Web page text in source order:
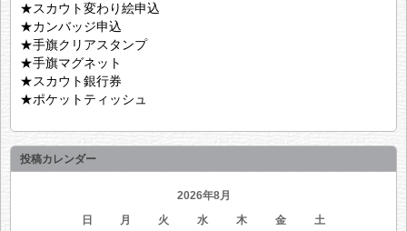
★スカウト変わり絵申込
★カンバッジ申込
★手旗クリアスタンプ
★手旗マグネット
★スカウト銀行券
★ポケットティッシュ
投稿カレンダー
2026年8月
日
月 火 水 木 金
土